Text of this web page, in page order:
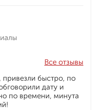
Все отзывы
привезли быстро, по
дату и
по времени, минута